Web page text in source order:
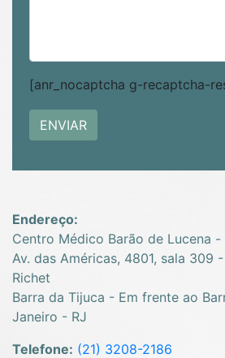
[anr_nocaptcha g-recaptcha-
Endereço:
Centro Médico Barão de Lucena -
Av. das Américas, 4801, sala 309
Richet
Barra da Tijuca - Em frente ao
Janeiro - RJ
Telefone: (21) 3208-2186